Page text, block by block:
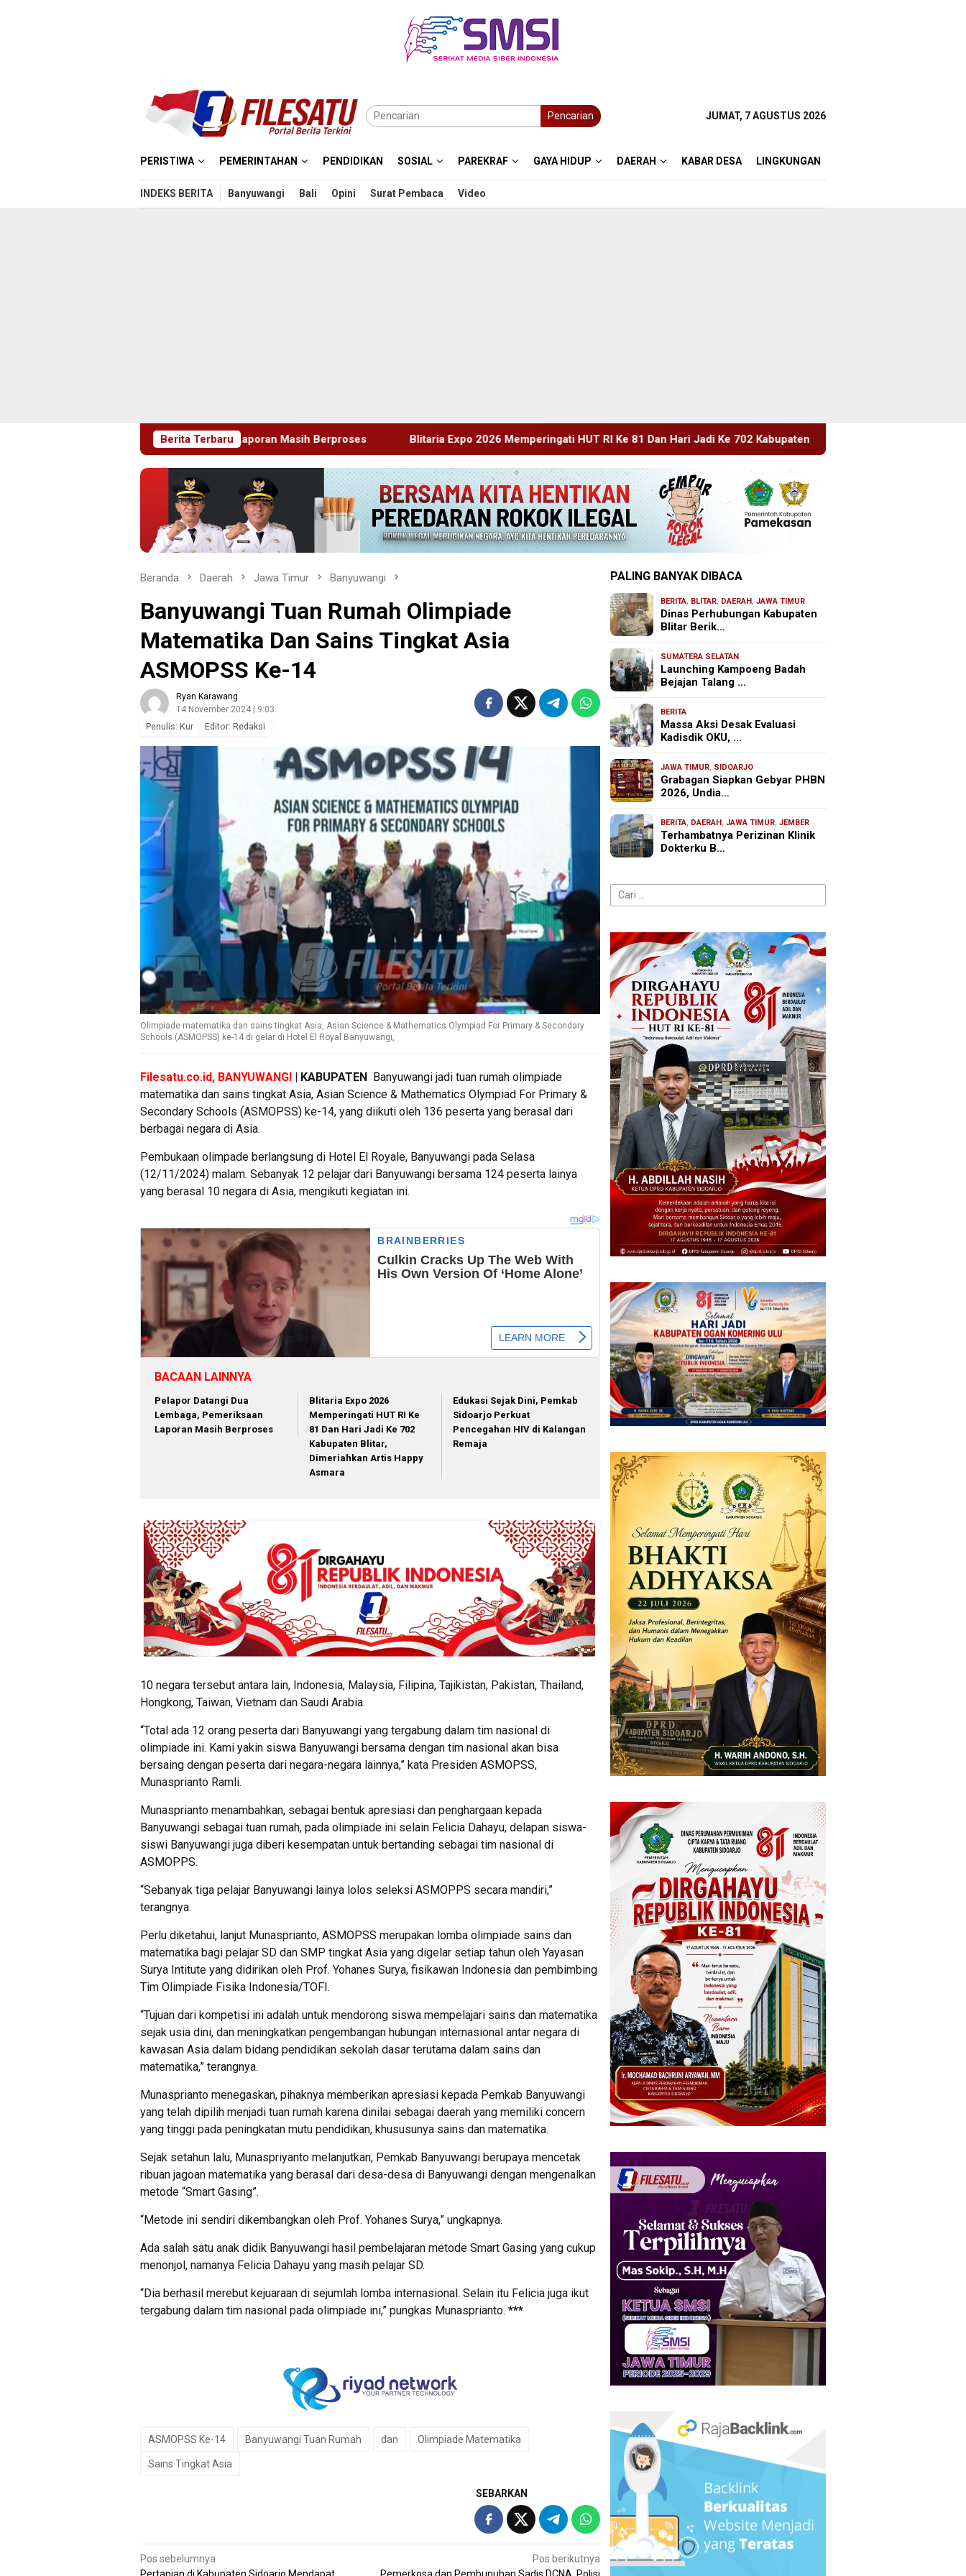
Pencarian JUMAT, 7 AGUSTUS 2026
PERISTIWA PEMERINTAHAN PENDIDIKAN SOSIAL PAREKRAF GAYA HIDUP DAERAH KABAR DESA LINGKUNGAN
INDEKS BERITA Banyuwangi Bali Opini Surat Pembaca Video
Berita Terbaru
Pemeriksaan Laporan Masih Berproses Blitaria Expo 2026 Memperingati HUT RI Ke 81 Dan Hari Jadi Ke 702 Kabupaten Blitar, Dimeriahkan Artis Happy Asmara
Beranda Daerah Jawa Timur Banyuwangi
Banyuwangi Tuan Rumah Olimpiade
Matematika Dan Sains Tingkat Asia
ASMOPSS Ke-14
Ryan Karawang
14 November 2024 | 9:03
Penulis: Kur Editor: Redaksi
Olimpiade matematika dan sains tingkat Asia, Asian Science & Mathematics Olympiad For Primary & Secondary
Schools (ASMOPSS) ke-14 di gelar di Hotel El Royal Banyuwangi,
Filesatu.co.id, BANYUWANGI | KABUPATEN Banyuwangi jadi tuan rumah olimpiade
matematika dan sains tingkat Asia, Asian Science & Mathematics Olympiad For Primary &
Secondary Schools (ASMOPSS) ke-14, yang diikuti oleh 136 peserta yang berasal dari
berbagai negara di Asia.
Pembukaan olimpade berlangsung di Hotel El Royale, Banyuwangi pada Selasa
(12/11/2024) malam. Sebanyak 12 pelajar dari Banyuwangi bersama 124 peserta lainya
yang berasal 10 negara di Asia, mengikuti kegiatan ini.
BACAAN LAINNYA
Pelapor Datangi Dua
Lembaga, Pemeriksaan
Laporan Masih Berproses
Blitaria Expo 2026
Memperingati HUT RI Ke
81 Dan Hari Jadi Ke 702
Kabupaten Blitar,
Dimeriahkan Artis Happy
Asmara
Edukasi Sejak Dini, Pemkab
Sidoarjo Perkuat
Pencegahan HIV di Kalangan
Remaja
10 negara tersebut antara lain, Indonesia, Malaysia, Filipina, Tajikistan, Pakistan, Thailand,
Hongkong, Taiwan, Vietnam dan Saudi Arabia.
“Total ada 12 orang peserta dari Banyuwangi yang tergabung dalam tim nasional di
olimpiade ini. Kami yakin siswa Banyuwangi bersama dengan tim nasional akan bisa
bersaing dengan peserta dari negara-negara lainnya,” kata Presiden ASMOPSS,
Munasprianto Ramli.
Munasprianto menambahkan, sebagai bentuk apresiasi dan penghargaan kepada
Banyuwangi sebagai tuan rumah, pada olimpiade ini selain Felicia Dahayu, delapan siswa-
siswi Banyuwangi juga diberi kesempatan untuk bertanding sebagai tim nasional di
ASMOPPS.
“Sebanyak tiga pelajar Banyuwangi lainya lolos seleksi ASMOPPS secara mandiri,”
terangnya.
Perlu diketahui, lanjut Munasprianto, ASMOPSS merupakan lomba olimpiade sains dan
matematika bagi pelajar SD dan SMP tingkat Asia yang digelar setiap tahun oleh Yayasan
Surya Intitute yang didirikan oleh Prof. Yohanes Surya, fisikawan Indonesia dan pembimbing
Tim Olimpiade Fisika Indonesia/TOFI.
“Tujuan dari kompetisi ini adalah untuk mendorong siswa mempelajari sains dan matematika
sejak usia dini, dan meningkatkan pengembangan hubungan internasional antar negara di
kawasan Asia dalam bidang pendidikan sekolah dasar terutama dalam sains dan
matematika,” terangnya.
Munasprianto menegaskan, pihaknya memberikan apresiasi kepada Pemkab Banyuwangi
yang telah dipilih menjadi tuan rumah karena dinilai sebagai daerah yang memiliki concern
yang tinggi pada peningkatan mutu pendidikan, khususunya sains dan matematika.
Sejak setahun lalu, Munaspriyanto melanjutkan, Pemkab Banyuwangi berupaya mencetak
ribuan jagoan matematika yang berasal dari desa-desa di Banyuwangi dengan mengenalkan
metode “Smart Gasing”.
“Metode ini sendiri dikembangkan oleh Prof. Yohanes Surya,” ungkapnya.
Ada salah satu anak didik Banyuwangi hasil pembelajaran metode Smart Gasing yang cukup
menonjol, namanya Felicia Dahayu yang masih pelajar SD.
“Dia berhasil merebut kejuaraan di sejumlah lomba internasional. Selain itu Felicia juga ikut
tergabung dalam tim nasional pada olimpiade ini,” pungkas Munasprianto. ***
ASMOPSS Ke-14 Banyuwangi Tuan Rumah dan Olimpiade Matematika
Sains Tingkat Asia
SEBARKAN
Navigasi
Pos sebelumnya
Pertanian di Kabupaten Sidoarjo Mendapat
Pos berikutnya
Pemerkosa dan Pembunuhan Sadis DCNA, Polisi
PALING BANYAK DIBACA
BERITA, BLITAR, DAERAH ,JAWA TIMUR
Dinas Perhubungan Kabupaten
Blitar Berik…
SUMATERA SELATAN
Launching Kampoeng Badah
Bejajan Talang …
BERITA
Massa Aksi Desak Evaluasi
Kadisdik OKU, …
JAWA TIMUR, SIDOARJO
Grabagan Siapkan Gebyar PHBN
2026, Undia…
BERITA, DAERAH ,JAWA TIMUR,JEMBER
Terhambatnya Perizinan Klinik
Dokterku B…
Cari
untuk: